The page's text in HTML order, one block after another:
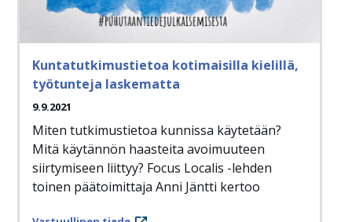
Kuntatutkimustietoa kotimaisilla kielillä,
työtunteja laskematta
9.9.2021
Miten tutkimustietoa kunnissa käytetään?
Mitä käytännön haasteita avoimuuteen
siirtymiseen liittyy? Focus Localis -lehden
toinen päätoimittaja Anni Jäntti kertoo